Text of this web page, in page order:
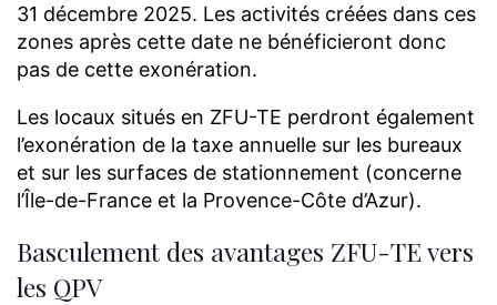
31 décembre 2025. Les activités créées dans ces
zones après cette date ne bénéficieront donc
pas de cette exonération.
Les locaux situés en ZFU-TE perdront également
l’exonération de la taxe annuelle sur les bureaux
et sur les surfaces de stationnement (concerne
l’Île-de-France et la Provence-Côte d’Azur).
Basculement des avantages ZFU-TE vers
les QPV